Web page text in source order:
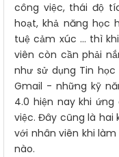
công việc, thái độ
hoạt, khả năng học
tuệ cảm xúc ... thì
viên còn cần phải
như sử dụng Tin học
Gmail - những kỹ
4.0 hiện nay khi
việc. Đây cũng là hai
với nhân viên khi
nào.